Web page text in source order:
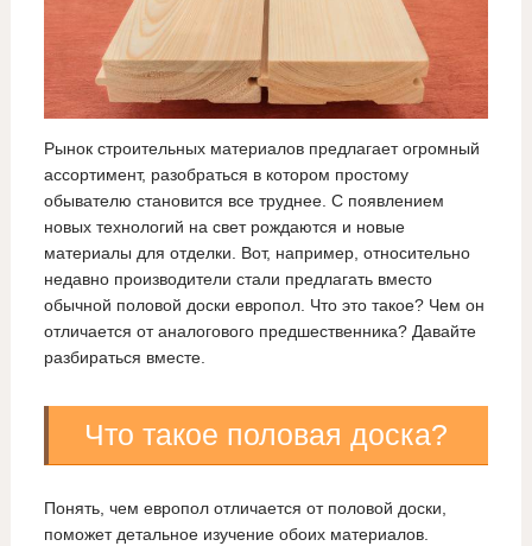
Рынок строительных материалов предлагает огромный
ассортимент, разобраться в котором простому
обывателю становится все труднее. С появлением
новых технологий на свет рождаются и новые
материалы для отделки. Вот, например, относительно
недавно производители стали предлагать вместо
обычной половой доски европол. Что это такое? Чем он
отличается от аналогового предшественника? Давайте
разбираться вместе.
Что такое половая доска?
Понять, чем европол отличается от половой доски,
поможет детальное изучение обоих материалов.